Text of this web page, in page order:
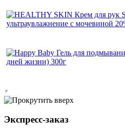
Экспресс-заказ